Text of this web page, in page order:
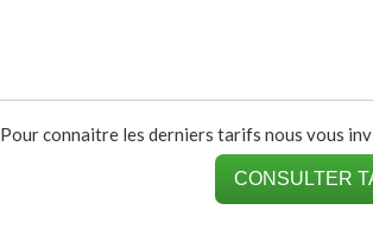
Pour connaitre les derniers tarifs nous vous
CONSULTER